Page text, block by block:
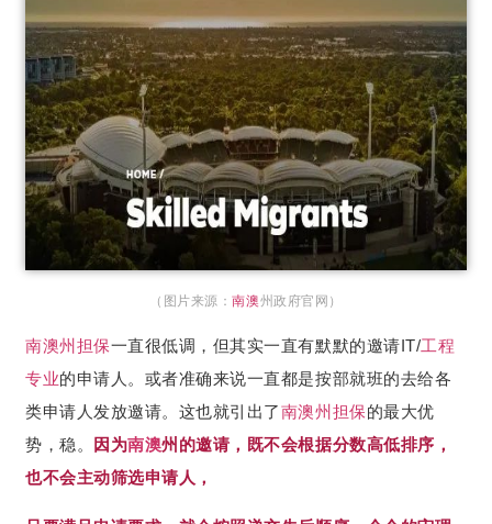
（图片来源：南澳州政府官网）
南澳州担保一直很低调，但其实一直有默默的邀请IT/工程
专业的申请人。或者准确来说一直都是按部就班的去给各
类申请人发放邀请。这也就引出了南澳州担保的最大优
势，稳。
因为南澳州的邀请，既不会根据分数高低排序，
也不会主动筛选申请人，